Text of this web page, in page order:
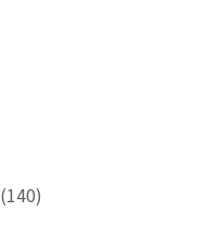
(140)